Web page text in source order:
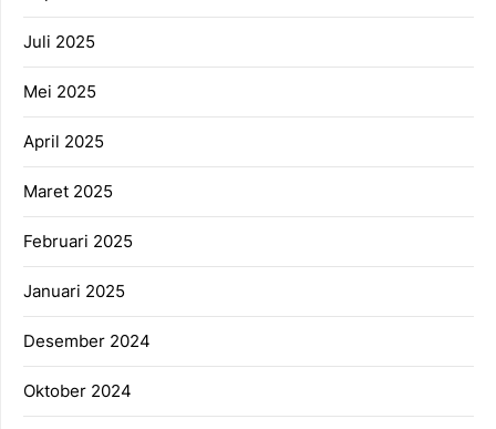
Juli 2025
Mei 2025
April 2025
Maret 2025
Februari 2025
Januari 2025
Desember 2024
Oktober 2024